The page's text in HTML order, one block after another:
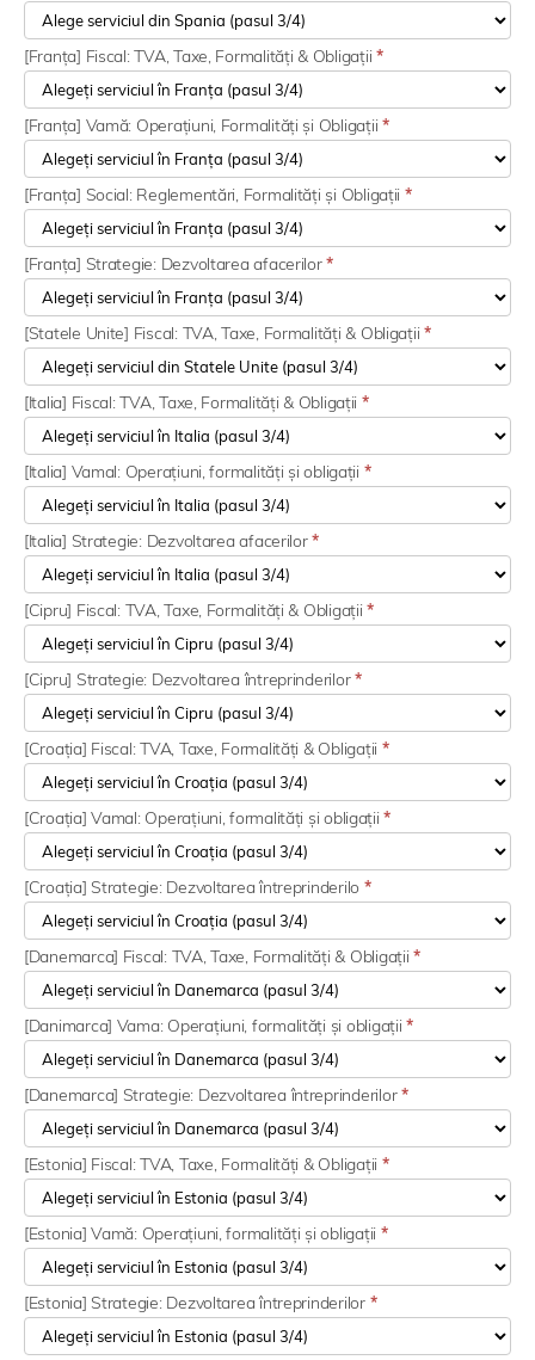
[Franța] Fiscal: TVA, Taxe, Formalități & Obligații*
[Franța] Vamă: Operațiuni, Formalități și Obligații*
[Franța] Social: Reglementări, Formalități și Obligații *
[Franța] Strategie: Dezvoltarea afacerilor*
[Statele Unite] Fiscal: TVA, Taxe, Formalități & Obligații*
[Italia] Fiscal: TVA, Taxe, Formalități & Obligații *
[Italia] Vamal: Operațiuni, formalități și obligații *
[Italia] Strategie: Dezvoltarea afacerilor*
[Cipru] Fiscal: TVA, Taxe, Formalități & Obligații*
[Cipru] Strategie: Dezvoltarea întreprinderilor*
[Croația] Fiscal: TVA, Taxe, Formalități & Obligații *
[Croația] Vamal: Operațiuni, formalități și obligații*
[Croația] Strategie: Dezvoltarea întreprinderilo *
[Danemarca] Fiscal: TVA, Taxe, Formalități & Obligații*
[Danimarca] Vama: Operațiuni, formalități și obligații*
[Danemarca] Strategie: Dezvoltarea întreprinderilor*
[Estonia] Fiscal: TVA, Taxe, Formalități & Obligații *
[Estonia] Vamă: Operațiuni, formalități și obligații *
[Estonia] Strategie: Dezvoltarea întreprinderilor *